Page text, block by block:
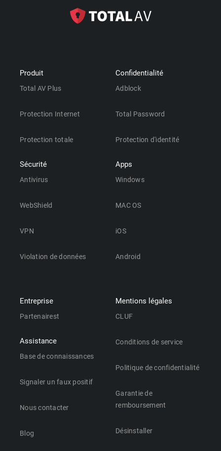
Produit
Total AV Plus
Protection Internet
Protection totale
Sécurité
Antivirus
WebShield
VPN
Violation de données
Confidentialité
Adblock
Total Password
Protection d'identité
Apps
Windows
MAC OS
iOS
Android
Entreprise
Partenairest
Assistance
Base de connaissances
Signaler un faux positif
Nous contacter
Blog
Mentions légales
CLUF
Conditions de service
Politique de confidentialité
Garantie de
remboursement
Désinstaller